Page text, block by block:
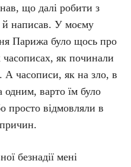
що далі робити з
й написав. У моєму
Парижа було щось про
часописах, як починали
А часописи, як на зло, в
одним, варто їм було
просто відмовляли в
безнадії мені